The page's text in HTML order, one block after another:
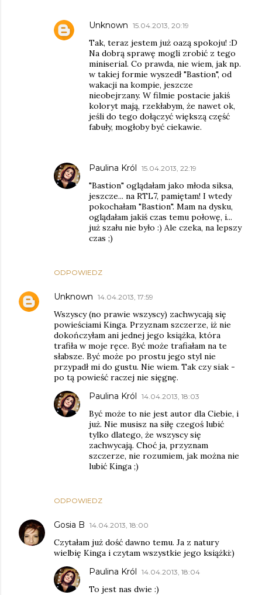
ODPOWIEDZ
Unknown 15.04.2013, 20:19
Tak, teraz jestem już oazą spokoju! :D
Na dobrą sprawę mogli zrobić z tego
miniserial. Co prawda, nie wiem, jak np.
w takiej formie wyszedł "Bastion", od
wakacji na kompie, jeszcze
nieobejrzany. W filmie postacie jakiś
koloryt mają, rzekłabym, że nawet ok,
jeśli do tego dołączyć większą część
fabuły, mogłoby być ciekawie.
Paulina Król 15.04.2013, 22:19
"Bastion" oglądałam jako młoda siksa,
jeszcze... na RTL7, pamiętam! I wtedy
pokochałam "Bastion". Mam na dysku,
oglądałam jakiś czas temu połowę, i...
już szału nie było :) Ale czeka, na lepszy
czas ;)
Unknown 14.04.2013, 17:59
Wszyscy (no prawie wszyscy) zachwycają się
powieściami Kinga. Przyznam szczerze, iż nie
dokończyłam ani jednej jego książka, która
trafiła w moje ręce. Być może trafiałam na te
słabsze. Być może po prostu jego styl nie
przypadł mi do gustu. Nie wiem. Tak czy siak -
po tą powieść raczej nie sięgnę.
ODPOWIEDZ
Paulina Król 14.04.2013, 18:03
Być może to nie jest autor dla Ciebie, i
już. Nie musisz na siłę czegoś lubić
tylko dlatego, że wszyscy się
zachwycają. Choć ja, przyznam
szczerze, nie rozumiem, jak można nie
lubić Kinga ;)
Gosia B 14.04.2013, 18:00
Czytałam już dość dawno temu. Ja z natury
wielbię Kinga i czytam wszystkie jego książki:)
Paulina Król 14.04.2013, 18:04
To jest nas dwie :)